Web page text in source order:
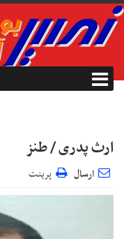
ارث پدری / طنز
ارسال پرینت